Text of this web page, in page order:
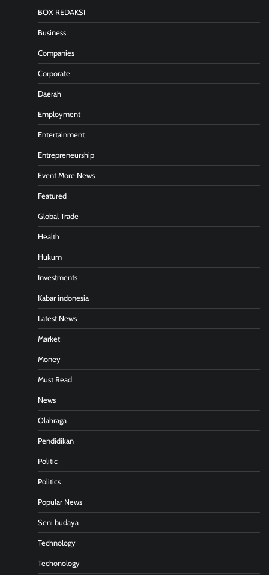
BOX REDAKSI
Business
Companies
Corporate
Daerah
Employment
Entertainment
Entrepreneurship
Event More News
Featured
Global Trade
Health
Hukum
Investments
Kabar indonesia
Latest News
Market
Money
Must Read
News
Olahraga
Pendidikan
Politic
Politics
Popular News
Seni budaya
Technology
Techonology